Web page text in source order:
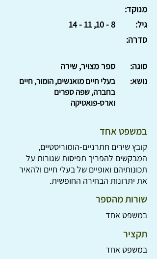
מנוקד:
8 - 10, 11 - 14
גיל:
סדרה:
ספר מצויר, שירה סוגה:
בעלי חיים מואנשים, הומור, חיים
בחברה, שפה ספרים
וארס-פואטיקה
נושא:
במשפט אחד
קובץ שירים חתרניים-הומוריסטיים,
המבקשים להפריך תפיסות שגורות על
תכונותיהם ואופיים של בעלי חיים ולהאיר
את יתרונות הבחירה החופשית.
שורות מהספר
במשפט אחד
תקציר
במשפט אחד